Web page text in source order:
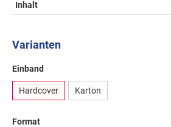
Inhalt
Varianten
Einband
Hardcover Karton
Format